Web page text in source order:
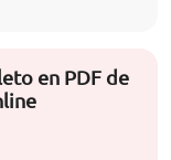
en PDF de